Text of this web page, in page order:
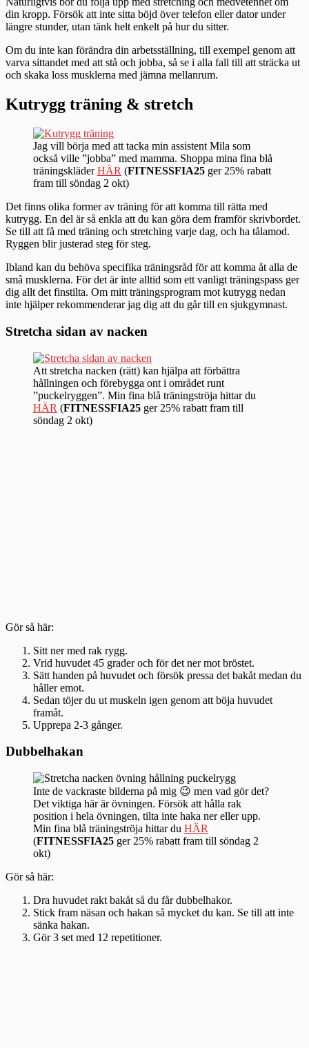
din kropp. Försök att inte sitta böjd över telefon eller dator under
längre stunder, utan tänk helt enkelt på hur du sitter.
Om du inte kan förändra din arbetsställning, till exempel genom att
varva sittandet med att stå och jobba, så se i alla fall till att sträcka ut
och skaka loss musklerna med jämna mellanrum.
Kutrygg träning & stretch
Jag vill börja med att tacka min assistent Mila som
också ville ”jobba” med mamma. Shoppa mina fina blå
träningskläderHÄR (FITNESSFIA25 ger 25% rabatt
fram till söndag 2 okt)
Det finns olika former av träning för att komma till rätta med
kutrygg. En del är så enkla att du kan göra dem framför skrivbordet.
Se till att få med träning och stretching varje dag, och ha tålamod.
Ryggen blir justerad steg för steg.
Ibland kan du behöva specifika träningsråd för att komma åt alla de
små musklerna. För det är inte alltid som ett vanligt träningspass ger
dig allt det finstilta. Om mitt träningsprogram mot kutrygg nedan
inte hjälper rekommenderar jag dig att du går till en sjukgymnast.
Stretcha sidan av nacken
Att stretcha nacken (rätt) kan hjälpa att förbättra
hållningen och förebygga ont i området runt
”puckelryggen”. Min fina blå träningströja hittar du
HÄR (FITNESSFIA25 ger 25% rabatt fram till
söndag 2 okt)
Gör så här:
Sitt ner med rak rygg.
Vrid huvudet 45 grader och för det ner mot bröstet.
Sätt handen på huvudet och försök pressa det bakåt medan du
håller emot.
Sedan töjer du ut muskeln igen genom att böja huvudet
framåt.
Upprepa 2-3 gånger.
Dubbelhakan
Inte de vackraste bilderna på mig 😉 men vad gör det?
Det viktiga här är övningen. Försök att hålla rak
position i hela övningen, tilta inte haka ner eller upp.
Min fina blå träningströja hittar du HÄR
(FITNESSFIA25 ger 25% rabatt fram till söndag 2
okt)
Gör så här:
Dra huvudet rakt bakåt så du får dubbelhakor.
Stick fram näsan och hakan så mycket du kan. Se till att inte
sänka hakan.
Gör 3 set med 12 repetitioner.